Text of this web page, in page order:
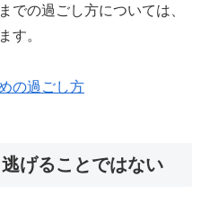
での過ごし方については、
す。
の過ごし方
げることではない